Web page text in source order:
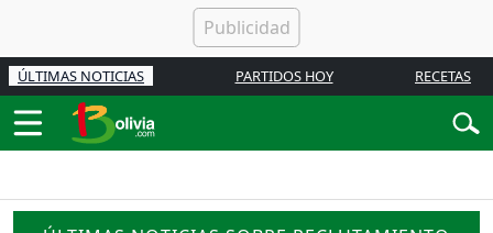
ÚLTIMAS NOTICIAS PARTIDOS HOY RECETAS